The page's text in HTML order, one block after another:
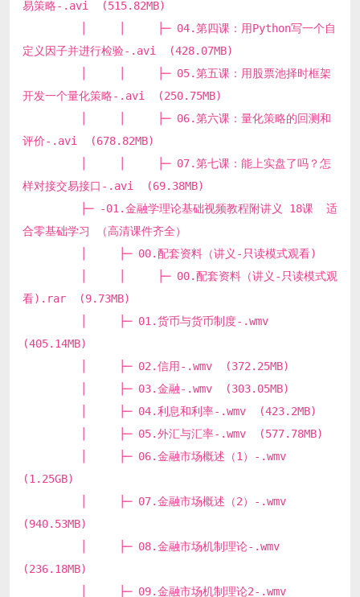
易策略-.avi (515.82MB)
│ │ ├─ 04.第四课：用Python写一个自
定义因子并进行检验-.avi (428.07MB)
│ │ ├─ 05.第五课：用股票池择时框架
开发一个量化策略-.avi (250.75MB)
│ │ ├─ 06.第六课：量化策略的回测和
评价-.avi (678.82MB)
│ │ ├─ 07.第七课：能上实盘了吗？怎
样对接交易接口-.avi (69.38MB)
├─ -01.金融学理论基础视频教程附讲义 18课 适
合零基础学习 （高清课件齐全）
│ ├─ 00.配套资料（讲义-只读模式观看)
│ │ ├─ 00.配套资料（讲义-只读模式观
看).rar (9.73MB)
│ ├─ 01.货币与货币制度-.wmv
(405.14MB)
│ ├─ 02.信用-.wmv (372.25MB)
│ ├─ 03.金融-.wmv (303.05MB)
│ ├─ 04.利息和利率-.wmv (423.2MB)
│ ├─ 05.外汇与汇率-.wmv (577.78MB)
│ ├─ 06.金融市场概述（1）-.wmv
(1.25GB)
│ ├─ 07.金融市场概述（2）-.wmv
(940.53MB)
│ ├─ 08.金融市场机制理论-.wmv
(236.18MB)
│ ├─ 09.金融市场机制理论2-.wmv